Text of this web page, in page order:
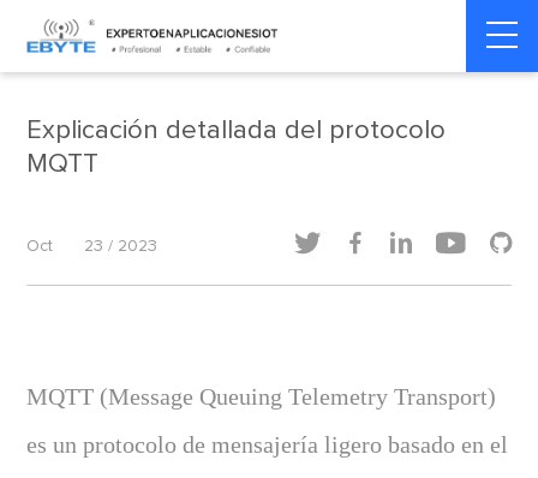
Home >
industrial
Explicación detallada del protocolo
MQTT
Oct 23 / 2023     
MQTT (Message Queuing Telemetry Transport)
es un protocolo de mensajería ligero basado en el